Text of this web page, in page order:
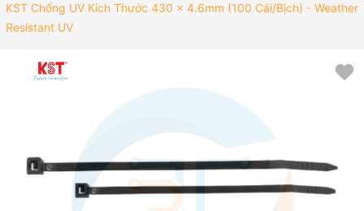
KST Chống UV Kích Thước 430 x 4.6mm (100 Cái/Bịch) - Weather
Resistant UV